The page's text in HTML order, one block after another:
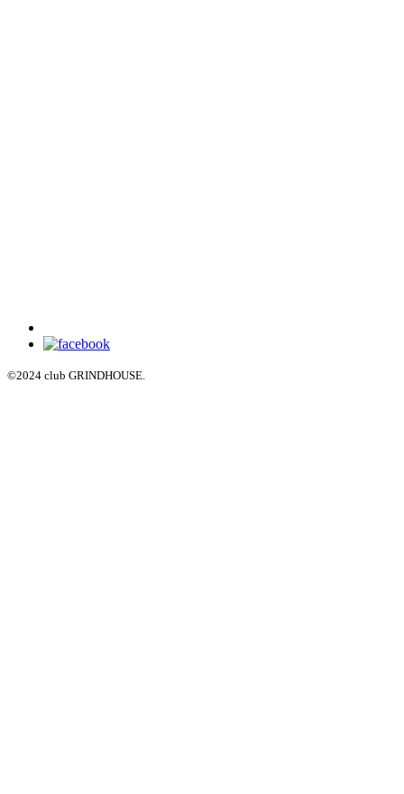
©2024 club GRINDHOUSE.